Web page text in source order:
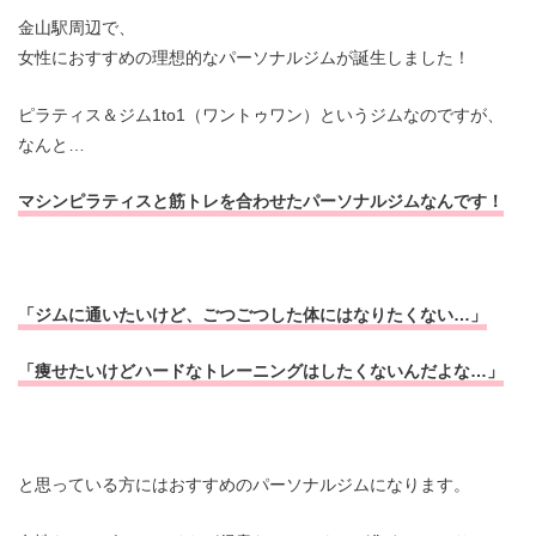
金山駅周辺で、
女性におすすめの理想的なパーソナルジムが誕生しました！
ピラティス＆ジム1to1（ワントゥワン）というジムなのですが、
なんと…
マシンピラティスと筋トレを合わせたパーソナルジムなんです！
「ジムに通いたいけど、ごつごつした体にはなりたくない…」
「痩せたいけどハードなトレーニングはしたくないんだよな…」
と思っている方にはおすすめのパーソナルジムになります。